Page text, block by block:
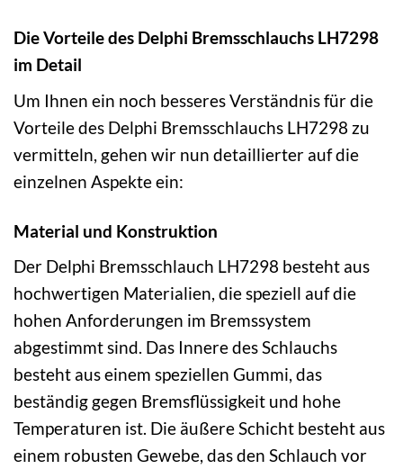
Die Vorteile des Delphi Bremsschlauchs LH7298
im Detail
Um Ihnen ein noch besseres Verständnis für die
Vorteile des Delphi Bremsschlauchs LH7298 zu
vermitteln, gehen wir nun detaillierter auf die
einzelnen Aspekte ein:
Material und Konstruktion
Der Delphi Bremsschlauch LH7298 besteht aus
hochwertigen Materialien, die speziell auf die
hohen Anforderungen im Bremssystem
abgestimmt sind. Das Innere des Schlauchs
besteht aus einem speziellen Gummi, das
beständig gegen Bremsflüssigkeit und hohe
Temperaturen ist. Die äußere Schicht besteht aus
einem robusten Gewebe, das den Schlauch vor